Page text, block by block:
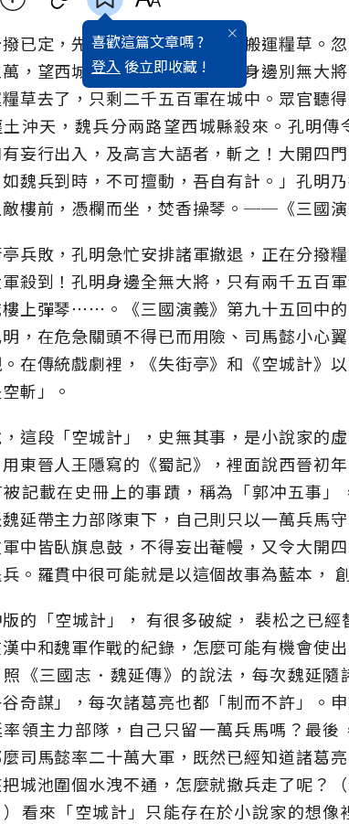
喜歡這篇文章嗎 ?
登入 後立即收藏 !
已定，先引五千兵退去西城縣搬運糧草。
，望西城蜂擁而來！」時孔明身邊別無大
草去了，只剩二千五百軍在城中。眾官聽
沖天，魏兵分兩路望西城縣殺來。孔明
妄行出入，及高言大語者，斬之！大開四
魏兵到時，不可擅動，吾自有計。」孔明
樓前，憑欄而坐，焚香操琴。──《三國
兵敗，孔明急忙安排諸軍撤退，正在分撥
殺到！孔明身邊全無大將，只有兩千五百
樓上彈琴⋯⋯。《三國演義》第九十五回中
，在危急關頭不得已而用險、司馬懿小心
在傳統戲劇裡，《失街亭》和《空城計》
斬」。
這段「空城計」，史無其事，是小說家的
東晉人王隱寫的《蜀記》，裡面說西晉初
記載在史冊上的事蹟，稱為「郭冲五事
延帶主力部隊東下，自己則只以一萬兵馬
中皆臥旗息鼓，不得妄出菴幔，又令大開
。羅貫中很可能就是以這個故事為藍本，
的「空城計」， 有很多破綻， 裴松之已
中和魏軍作戰的紀錄，怎麼可能有機會使
《三國志．魏延傳》的說法，每次魏延
谷奇謀」，每次諸葛亮也都「制而不許」。
領主力部隊，自己只留一萬兵馬嗎？最
司馬懿率二十萬大軍，既然已經知道諸葛
城池圍個水洩不通，怎麼就撤兵走了呢？
看來「空城計」只能存在於小說家的想